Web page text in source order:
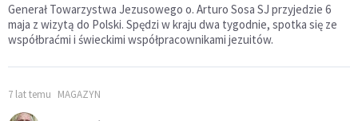
Generał Towarzystwa Jezusowego o. Arturo Sosa SJ przyjedzie 6
maja z wizytą do Polski. Spędzi w kraju dwa tygodnie, spotka się ze
współbraćmi i świeckimi współpracownikami jezuitów.
7 lat temu MAGAZYN